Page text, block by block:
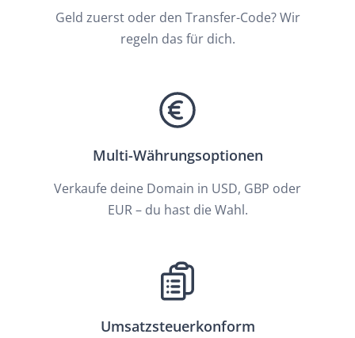
Geld zuerst oder den Transfer-Code? Wir
regeln das für dich.
Multi-Währungsoptionen
Verkaufe deine Domain in USD, GBP oder
EUR – du hast die Wahl.
Umsatzsteuerkonform